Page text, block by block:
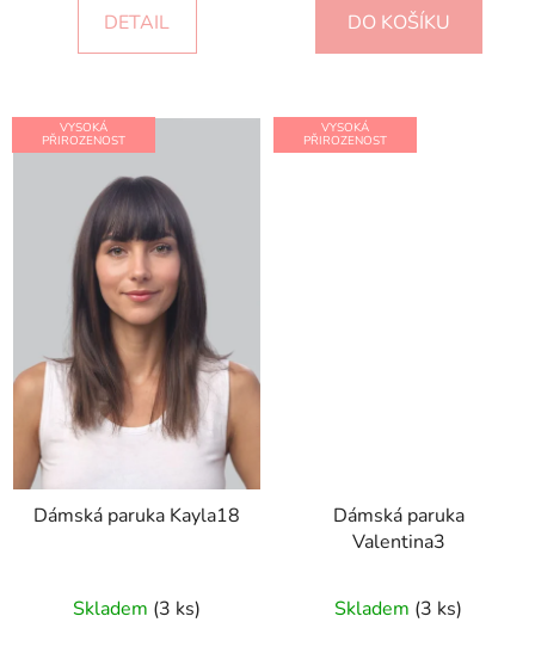
DETAIL DO KOŠÍKU
VYSOKÁ
PŘIROZENOST
Dámská paruka Kayla18
Skladem (3 ks)
VYSOKÁ
PŘIROZENOST
Dámská paruka
Valentina3
Skladem (3 ks)